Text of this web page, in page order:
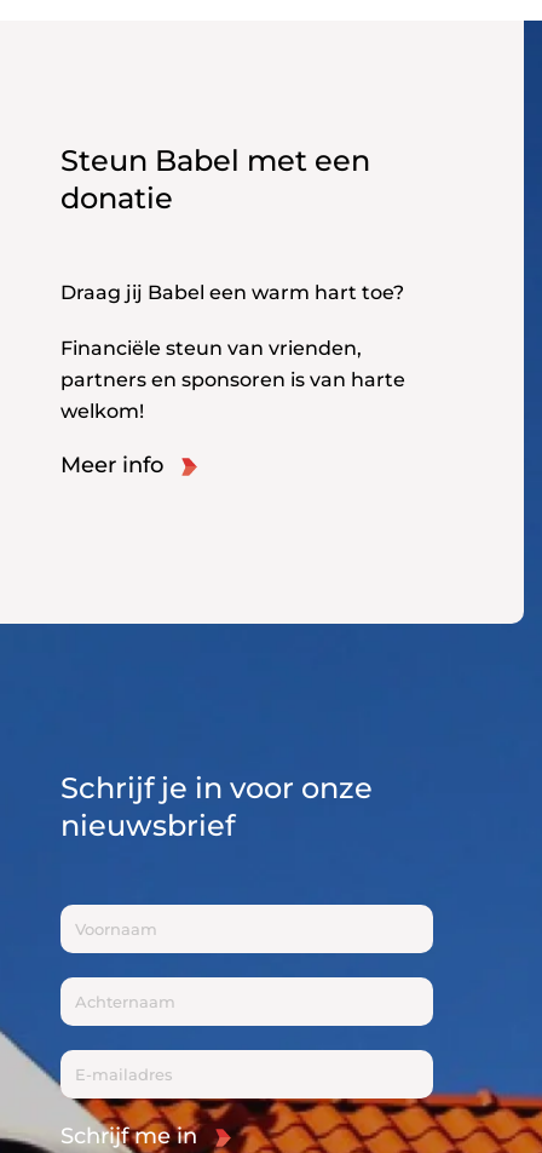
Steun Babel met een
donatie
Draag jij Babel een warm hart toe?
Financiële steun van vrienden,
partners en sponsoren is van harte
welkom!
Meer info
Schrijf je in voor onze
nieuwsbrief
Schrijf me in